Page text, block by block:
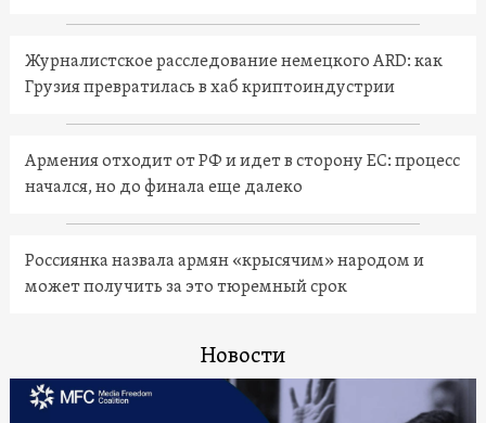
Журналистское расследование немецкого ARD: как
Грузия превратилась в хаб криптоиндустрии
Армения отходит от РФ и идет в сторону ЕС: процесс
начался, но до финала еще далеко
Россиянка назвала армян «крысячим» народом и
может получить за это тюремный срок
Новости